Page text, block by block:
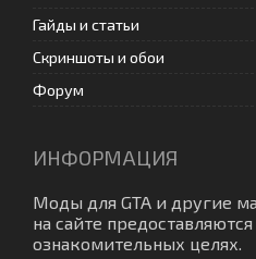
Гайды и статьи
Скриншоты и обои
Форум
ИНФОРМАЦИЯ
Моды для GTA и другие
на сайте
ознакомительных целях.